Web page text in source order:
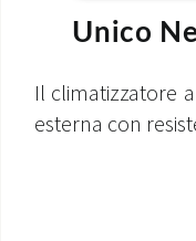
Unico
Il climatizzatore
esterna con